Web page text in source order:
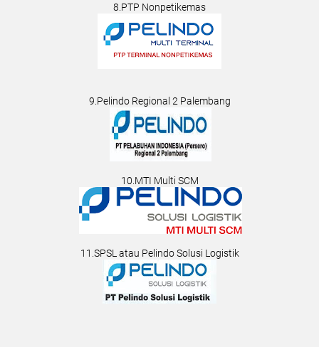
8.PTP Nonpetikemas
9.Pelindo Regional 2 Palembang
10.MTI Multi SCM
11.SPSL atau Pelindo Solusi Logistik